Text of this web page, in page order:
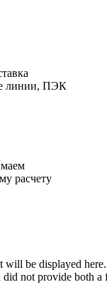
линии, ПЭК
расчету
be displayed
did not provide both a